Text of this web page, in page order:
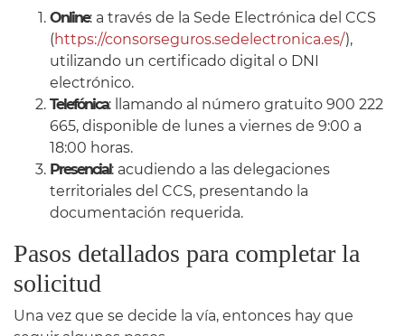
Online: a través de la Sede Electrónica del CCS
(https://consorseguros.sedelectronica.es/),
utilizando un certificado digital o DNI
electrónico.​
Telefónica: llamando al número gratuito 900 222
665, disponible de lunes a viernes de 9:00 a
18:00 horas.​
Presencial: acudiendo a las delegaciones
territoriales del CCS, presentando la
documentación requerida.​
Pasos detallados para completar la
solicitud
Una vez que se decide la vía, entonces hay que